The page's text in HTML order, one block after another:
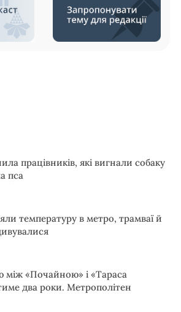
працівників, які вигнали собаку
пса
температуру в метро, трамваї й
між «Почайною» і «Тараса
два роки. Метрополітен